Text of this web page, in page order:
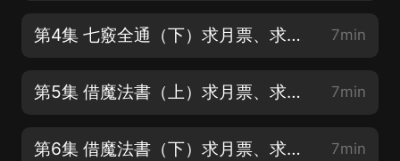
第4集 七竅全通（下）求月票、求評論、求點讚 7min
第5集 借魔法書（上）求月票、求評論、求點讚 7min
第6集 借魔法書（下）求月票、求評論、求點讚 7min